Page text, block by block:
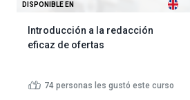
DISPONIBLE EN
Introducción a la redacción
eficaz de ofertas
74 personas les gustó este curso